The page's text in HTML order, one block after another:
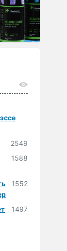
2549
1588
1552
1497